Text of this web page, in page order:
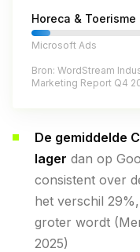
Horeca & Toerisme
Microsoft Ads
Bron: WordStream
Marketing Report Q4
De gemiddelde
lager dan op
consistent over
het verschil
groter wordt
2025)